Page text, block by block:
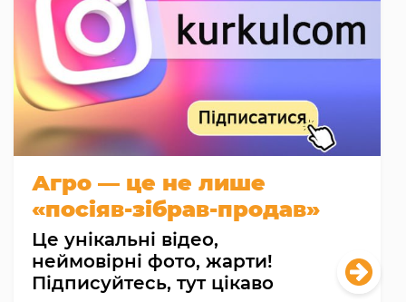
Агро — це не лише
«посіяв-зібрав-продав»
Це унікальні відео,
неймовірні фото, жарти!
Підписуйтесь, тут цікаво